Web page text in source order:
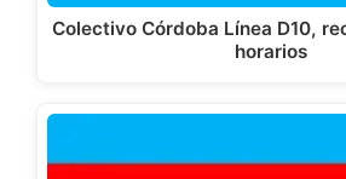
Colectivo Córdoba Línea D10,
horarios